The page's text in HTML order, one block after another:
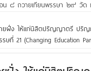
๘ ถวายเทียนพรรษา ๒๙ วัด เ
ายฝั่ง ให้แก่นิสิตปริญญาตรี ปริญ
21 (Changing Education